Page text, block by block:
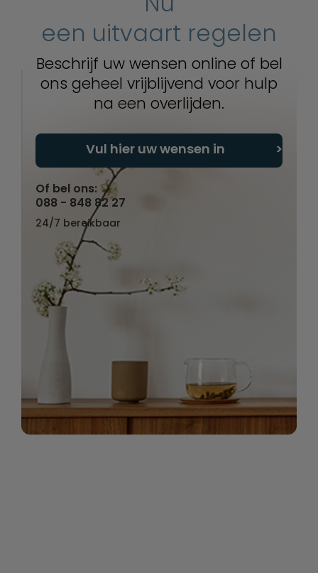
een uitvaart regelen
Beschrijf uw wensen online of bel
ons geheel vrijblijvend voor hulp
na een overlijden.
Vul hier uw wensen in
Of bel ons:
088 - 848 82 27
24/7 bereikbaar